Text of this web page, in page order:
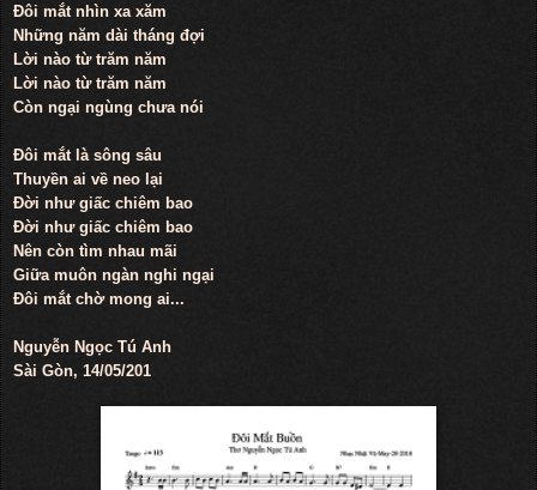
Đôi mắt nhìn xa xăm
Những năm dài tháng đợi
Lời nào từ trăm năm
Lời nào từ trăm năm
Còn ngại ngùng chưa nói
Đôi mắt là sông sâu
Thuyền ai về neo lại
Đời như giấc chiêm bao
Đời như giấc chiêm bao
Nên còn tìm nhau mãi
Giữa muôn ngàn nghi ngại
Đôi mắt chờ mong ai...
Nguyễn Ngọc Tú Anh
Sài Gòn, 14/05/201